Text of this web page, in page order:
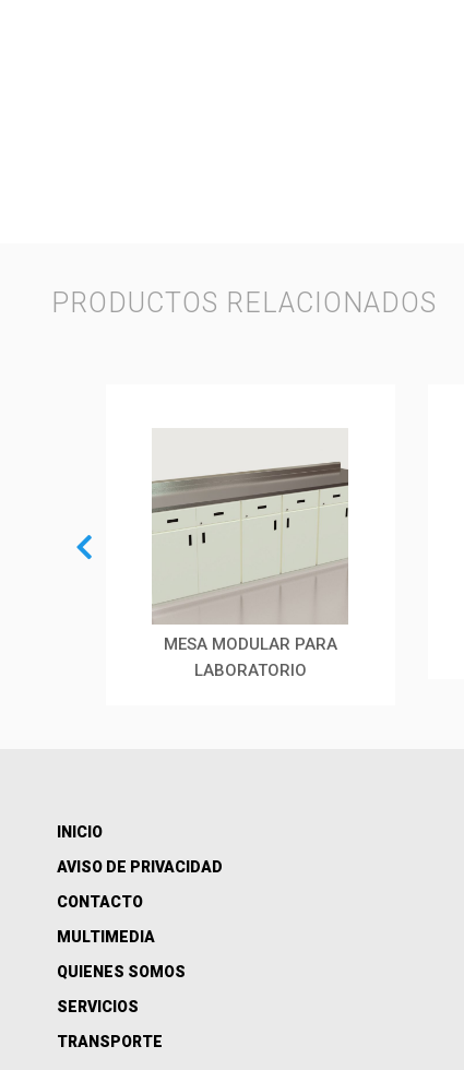
PRODUCTOS RELACIONADOS
MESA MODULAR PARA
LABORATORIO
INICIO
AVISO DE PRIVACIDAD
CONTACTO
MULTIMEDIA
QUIENES SOMOS
SERVICIOS
TRANSPORTE